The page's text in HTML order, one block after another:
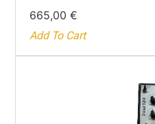
665,00€
Add To Cart